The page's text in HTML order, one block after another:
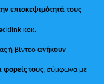
επισκεψιμότητά τους
κοκ.
ή βίντεοανήκουν
φορείς τους, σύμφωνα με